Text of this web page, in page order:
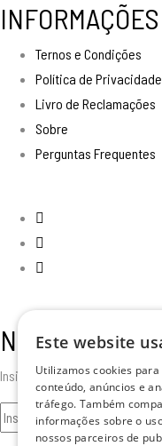
INFORMAÇÕES
Ternos e Condições
Política de Privacidade
Livro de Reclamações
Sobre
Perguntas Frequentes
Newsletter
Insira o seu email para
Este website
Utilizamos cookies
conteúdo, anúncios e
tráfego. Também
informações sobre o
nossos parceiros de